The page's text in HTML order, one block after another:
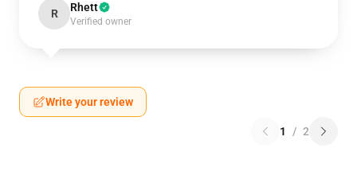
R Rhett
Verified owner
Write your review
1 / 2